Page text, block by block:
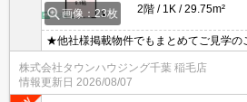
画像：23枚
2階
1K 29.75m²
★他社様掲載物件でもまとめてご見学の
お時間の中で効率よくお部屋探しができ
ただきます！お気軽にお問合せ下さい♪
株式会社タウンハウジング千葉 稲毛店
情報更新日 2026/08/07